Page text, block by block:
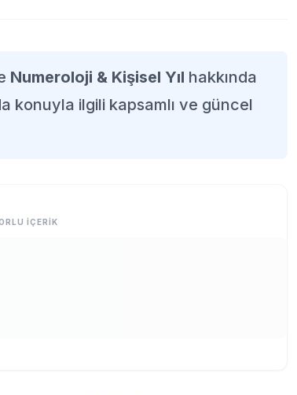
Numeroloji & Kişisel Yıl hakkında
konuyla ilgili kapsamlı ve güncel
İÇERİK